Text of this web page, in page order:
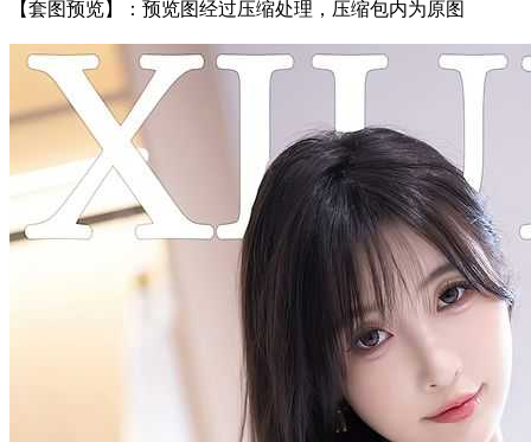
【套图预览】：预览图经过压缩处理，压缩包内为原图